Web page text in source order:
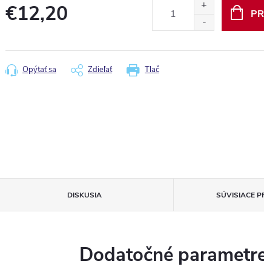
€12,20
Tlač
Opýtať sa Zdieľať
DISKUSIA SÚVISIACE
Dodatočné